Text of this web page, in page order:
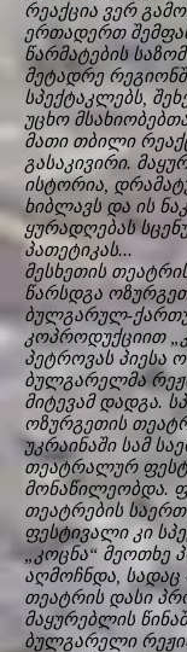
რეაქცია ვერ
ერთადერთ
წარმატების
მეტადრე
სპექტაკლებს,
უცხო
მათი თბილი
გასაკივირი.
ისტორია,
ხიბლავს და ის
ყურადღებას
პათეტიკას...
მესხეთის
წარსდგა
ბულგარულ-
კოპროდუქციით
პეტროვას პიესა
ბულგარელმა
მიტევამ დადგა.
ოზურგეთის
უკრაინაში სამ
თეატრალურ
მონაწილეობდა.
თეატრების
ფესტივალი კი
„კოცნა“
აღმოჩნდა, სადაც
თეატრის დასი
მაყურებლის
ბულგარელი